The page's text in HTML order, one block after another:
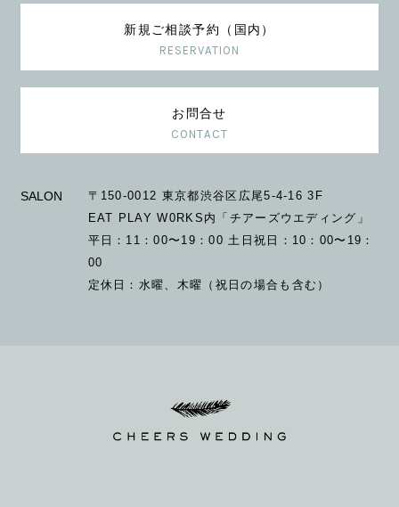
新規ご相談予約（国内）
RESERVATION
お問合せ
CONTACT
SALON
〒150-0012 東京都渋谷区広尾5-4-16 3F
EAT PLAY W0RKS内「チアーズウエディング」
平日：11：00〜19：00 土日祝日：10：00〜19：
00
定休日：水曜、木曜（祝日の場合も含む）